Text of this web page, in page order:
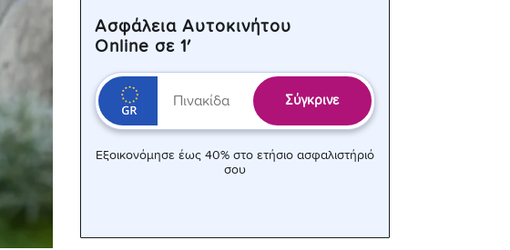
Ασφάλεια Αυτοκινήτου
Online σε 1′
Σύγκρινε
Εξοικονόμησε έως 40% στο ετήσιο ασφαλιστήριό
σου